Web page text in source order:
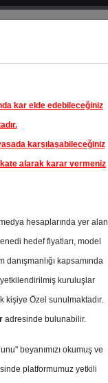
Partnerlerimiz
kar elde edebileceğiniz
karşılaşabileceğiniz
alarak karar vermeniz
hesaplarında yer alan
hedef fiyatları, model
kapsamında
yetkilendirilmiş kuruluşlar
kişiye Özel sunulmaktadır.
adresinde bulunabilir.
beyanımızı okumuş ve
platformumuz yetkili